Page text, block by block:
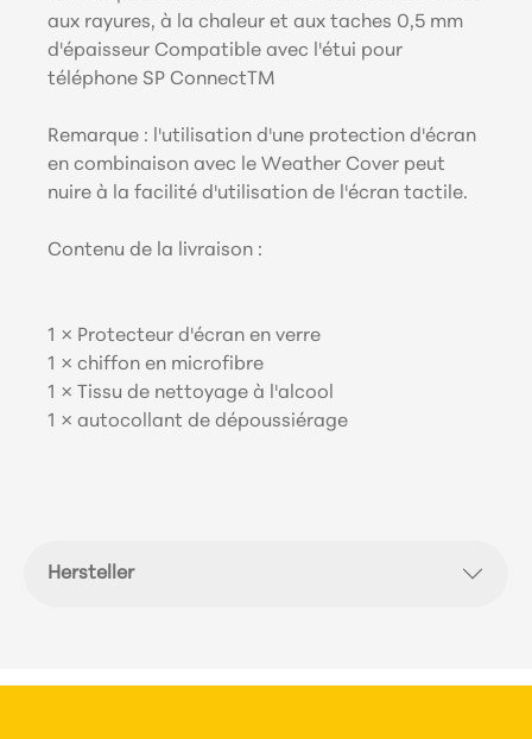
aux rayures, à la chaleur et aux taches 0,5 mm
d'épaisseur Compatible avec l'étui pour
téléphone SP ConnectTM
Remarque : l'utilisation d'une protection d'écran
en combinaison avec le Weather Cover peut
nuire à la facilité d'utilisation de l'écran tactile.
Contenu de la livraison :
1 × Protecteur d'écran en verre
1 × chiffon en microfibre
1 × Tissu de nettoyage à l'alcool
1 × autocollant de dépoussiérage
Hersteller